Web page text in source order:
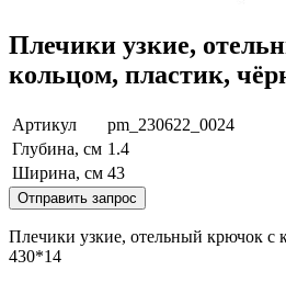
Плечики узкие,
кольцом, пластик,
Артикул
pm_230622_0024
Глубина, см 1.4
Ширина, см 43
Отправить запрос
Плечики узкие, отельный крючок с
430*14